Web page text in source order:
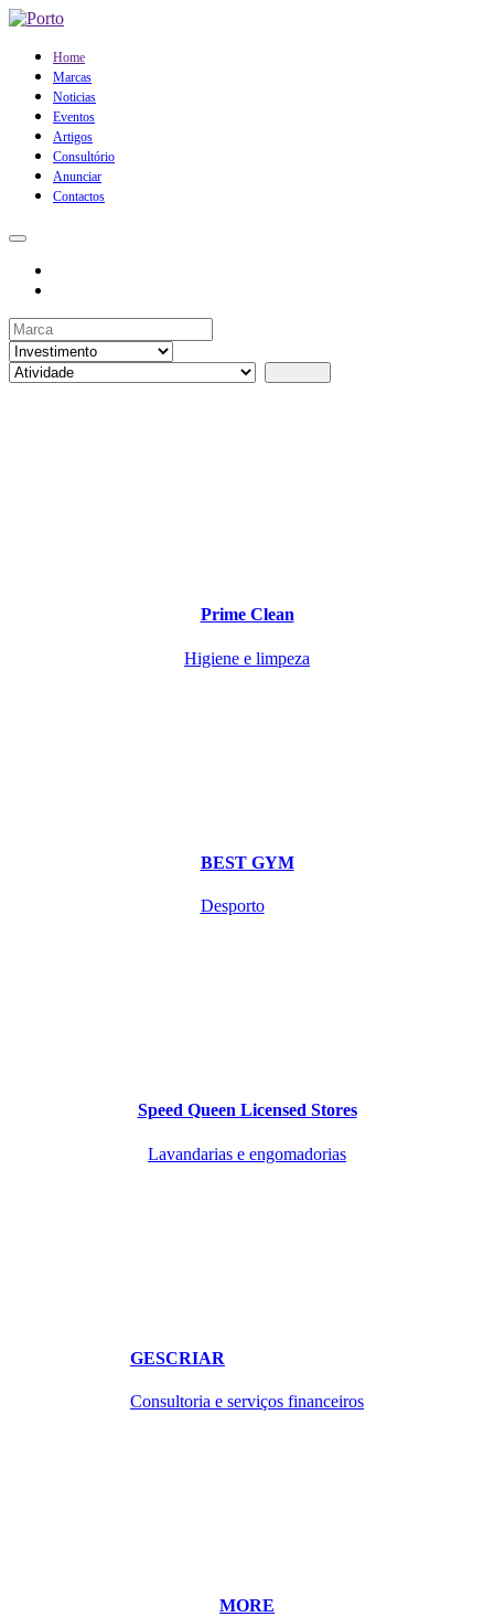
Home
Marcas
Noticias
Eventos
Artigos
Consultório
Anunciar
Contactos
Prime Clean
Higiene e limpeza
BEST GYM
Desporto
Speed Queen Licensed Stores
Lavandarias e engomadorias
GESCRIAR
Consultoria e serviços financeiros
MORE